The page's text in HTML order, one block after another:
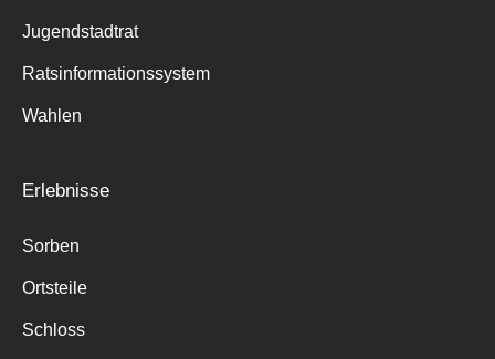
Jugendstadtrat
Ratsinformationssystem
Wahlen
Erlebnisse
Sorben
Ortsteile
Schloss